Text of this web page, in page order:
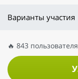
Варианты участия
🔥 843